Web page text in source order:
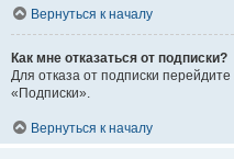
Вернуться к началу
Как мне отказаться от подписки?
Для отказа от подписки
«Подписки».
Вернуться к началу